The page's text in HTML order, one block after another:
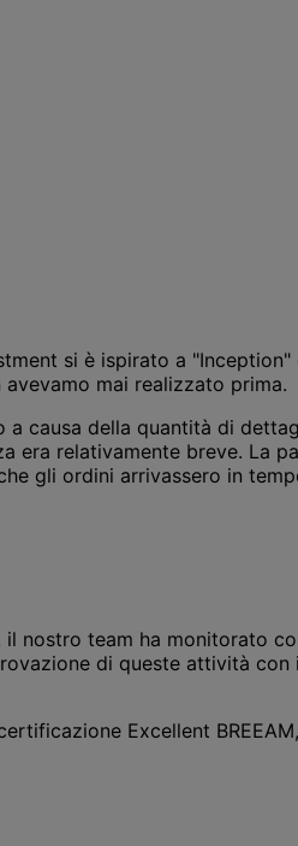
si è ispirato a
mai realizzato prima.
causa della quantità di
relativamente breve. La
gli ordini arrivassero in
nostro team ha monitorato
di queste attività
Excellent